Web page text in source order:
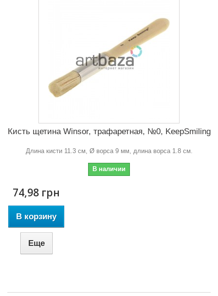
Кисть щетина Winsor, трафаретная, №0, KeepSmiling
Длина кисти 11.3 см, Ø ворса 9 мм, длина ворса 1.8 см.
В наличии
74,98 грн
В корзину
Еще